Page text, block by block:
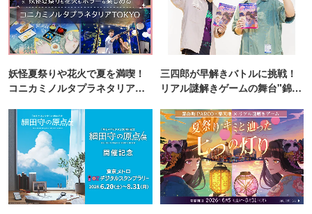
妖怪夏祭りや花火で夏を満喫！
コニカミノルタプラネタリア
三四郎が早解きバトルに挑戦！
リアル謎解きゲームの舞台"錦糸